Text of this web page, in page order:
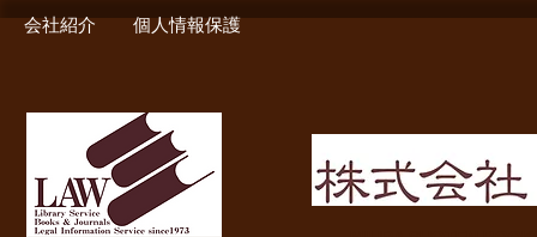
会社紹介 個人情報保護